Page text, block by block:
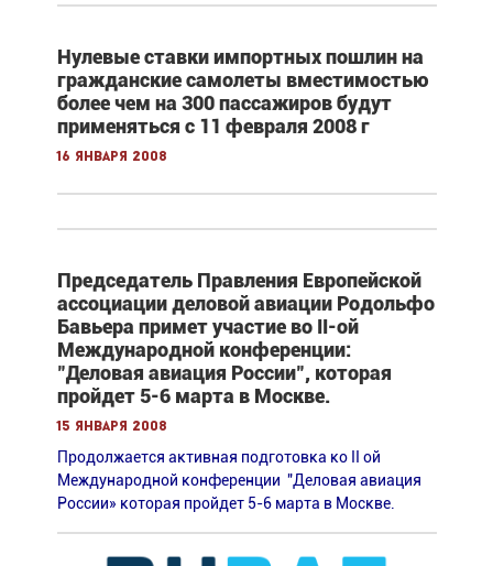
Нулевые ставки импортных пошлин на
гражданские самолеты вместимостью
более чем на 300 пассажиров будут
применяться с 11 февраля 2008 г
16 января 2008
Председатель Правления Европейской
ассоциации деловой авиации Родольфо
Бавьера примет участие во II-ой
Международной конференции:
"Деловая авиация России", которая
пройдет 5-6 марта в Москве.
15 января 2008
Продолжается активная подготовка ко II ой
Международной конференции "Деловая авиация
России» которая пройдет 5-6 марта в Москве.